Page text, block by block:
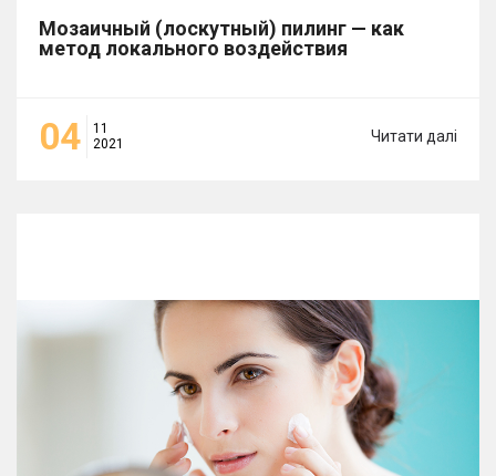
Мозаичный (лоскутный) пилинг — как
метод локального воздействия
04
11
2021
Читати далі